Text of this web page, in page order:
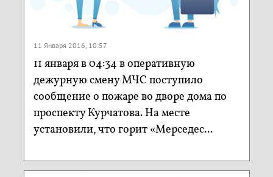
11 Января 2016, 10:57
11 января в 04:34 в оперативную
дежурную смену МЧС поступило
сообщение о пожаре во дворе дома по
проспекту Курчатова. На месте
установили, что горит «Мерседес...